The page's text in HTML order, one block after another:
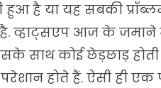
हुआ है या यह सबकी
व्हाट्सएप आज के जमाने
साथ कोई छेड़छाड़ होती
होते हैं. ऐसी ही